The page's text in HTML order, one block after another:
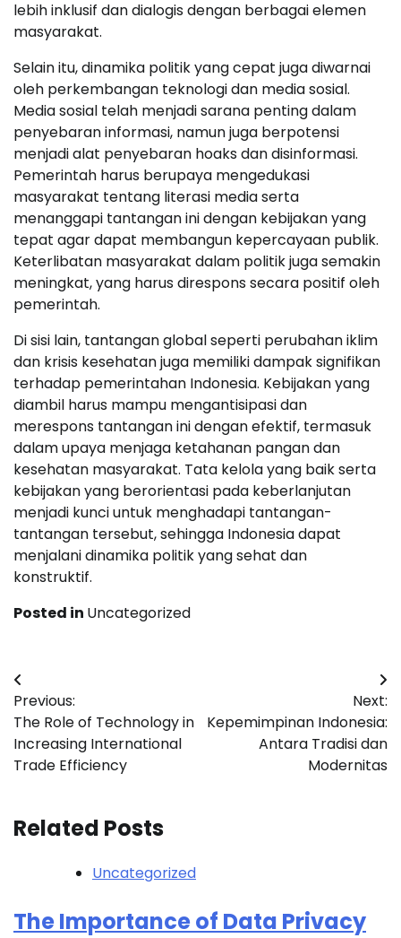
lebih inklusif dan dialogis dengan berbagai elemen
masyarakat.
Selain itu, dinamika politik yang cepat juga diwarnai
oleh perkembangan teknologi dan media sosial.
Media sosial telah menjadi sarana penting dalam
penyebaran informasi, namun juga berpotensi
menjadi alat penyebaran hoaks dan disinformasi.
Pemerintah harus berupaya mengedukasi
masyarakat tentang literasi media serta
menanggapi tantangan ini dengan kebijakan yang
tepat agar dapat membangun kepercayaan publik.
Keterlibatan masyarakat dalam politik juga semakin
meningkat, yang harus direspons secara positif oleh
pemerintah.
Di sisi lain, tantangan global seperti perubahan iklim
dan krisis kesehatan juga memiliki dampak signifikan
terhadap pemerintahan Indonesia. Kebijakan yang
diambil harus mampu mengantisipasi dan
merespons tantangan ini dengan efektif, termasuk
dalam upaya menjaga ketahanan pangan dan
kesehatan masyarakat. Tata kelola yang baik serta
kebijakan yang berorientasi pada keberlanjutan
menjadi kunci untuk menghadapi tantangan-
tantangan tersebut, sehingga Indonesia dapat
menjalani dinamika politik yang sehat dan
konstruktif.
Posted in Uncategorized
Post
navigation
Previous:
The Role of Technology in
Increasing International
Trade Efficiency
Next:
Kepemimpinan Indonesia:
Antara Tradisi dan
Modernitas
Related Posts
Uncategorized
The Importance of Data Privacy